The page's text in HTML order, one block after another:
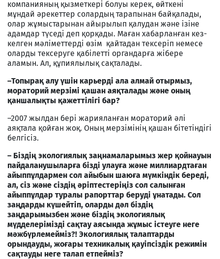
компанияның қызметкері болуы керек, өйткені
мұндай әрекеттер солардың тарапынан байқалады,
олар жұмыстарынан айырылып қалудан және ізіне
адамдар түседі деп қорқады. Маған хабарланған кез-
келген мәліметтерді өзім қайтадан тексеріп немесе
оларды тексеруге қабілетті органдарға жібере
аламын. Ал, құпиялылық сақталады.
–Топырақ алу үшін карьерді ала алмай отырмыз,
мораторий мерзімі қашан аяқталады және оның
қаншалықты қажеттілігі бар?
–2007 жылдан бері жарияланған мораторий әлі
аяқтала қойған жоқ. Оның мерзімінің қашан бітетіндігі
белгісіз.
– Біздің экологиялық заңнамаларымыз жер қойнауын
пайдаланушыларға бізді улауға және миллиардтаған
айыппұлдармен сол айыбын шаюға мүмкіндік береді,
ал, сіз және сіздің әріптестеріңіз сол салынған
айыппұлдар туралы рапорттар беруді ұнатады. Сол
заңдарды күшейтіп, оларды дәл біздің
заңдарымызбен және біздің экологиялық
мүдделерімізді сақтау аясында жұмыс істеуге неге
мәжбүрлемейміз?! Экологиялық талаптарды
орындауды, жоғары техникалық қауіпсіздік режимін
сақтауды неге талап етпейміз?